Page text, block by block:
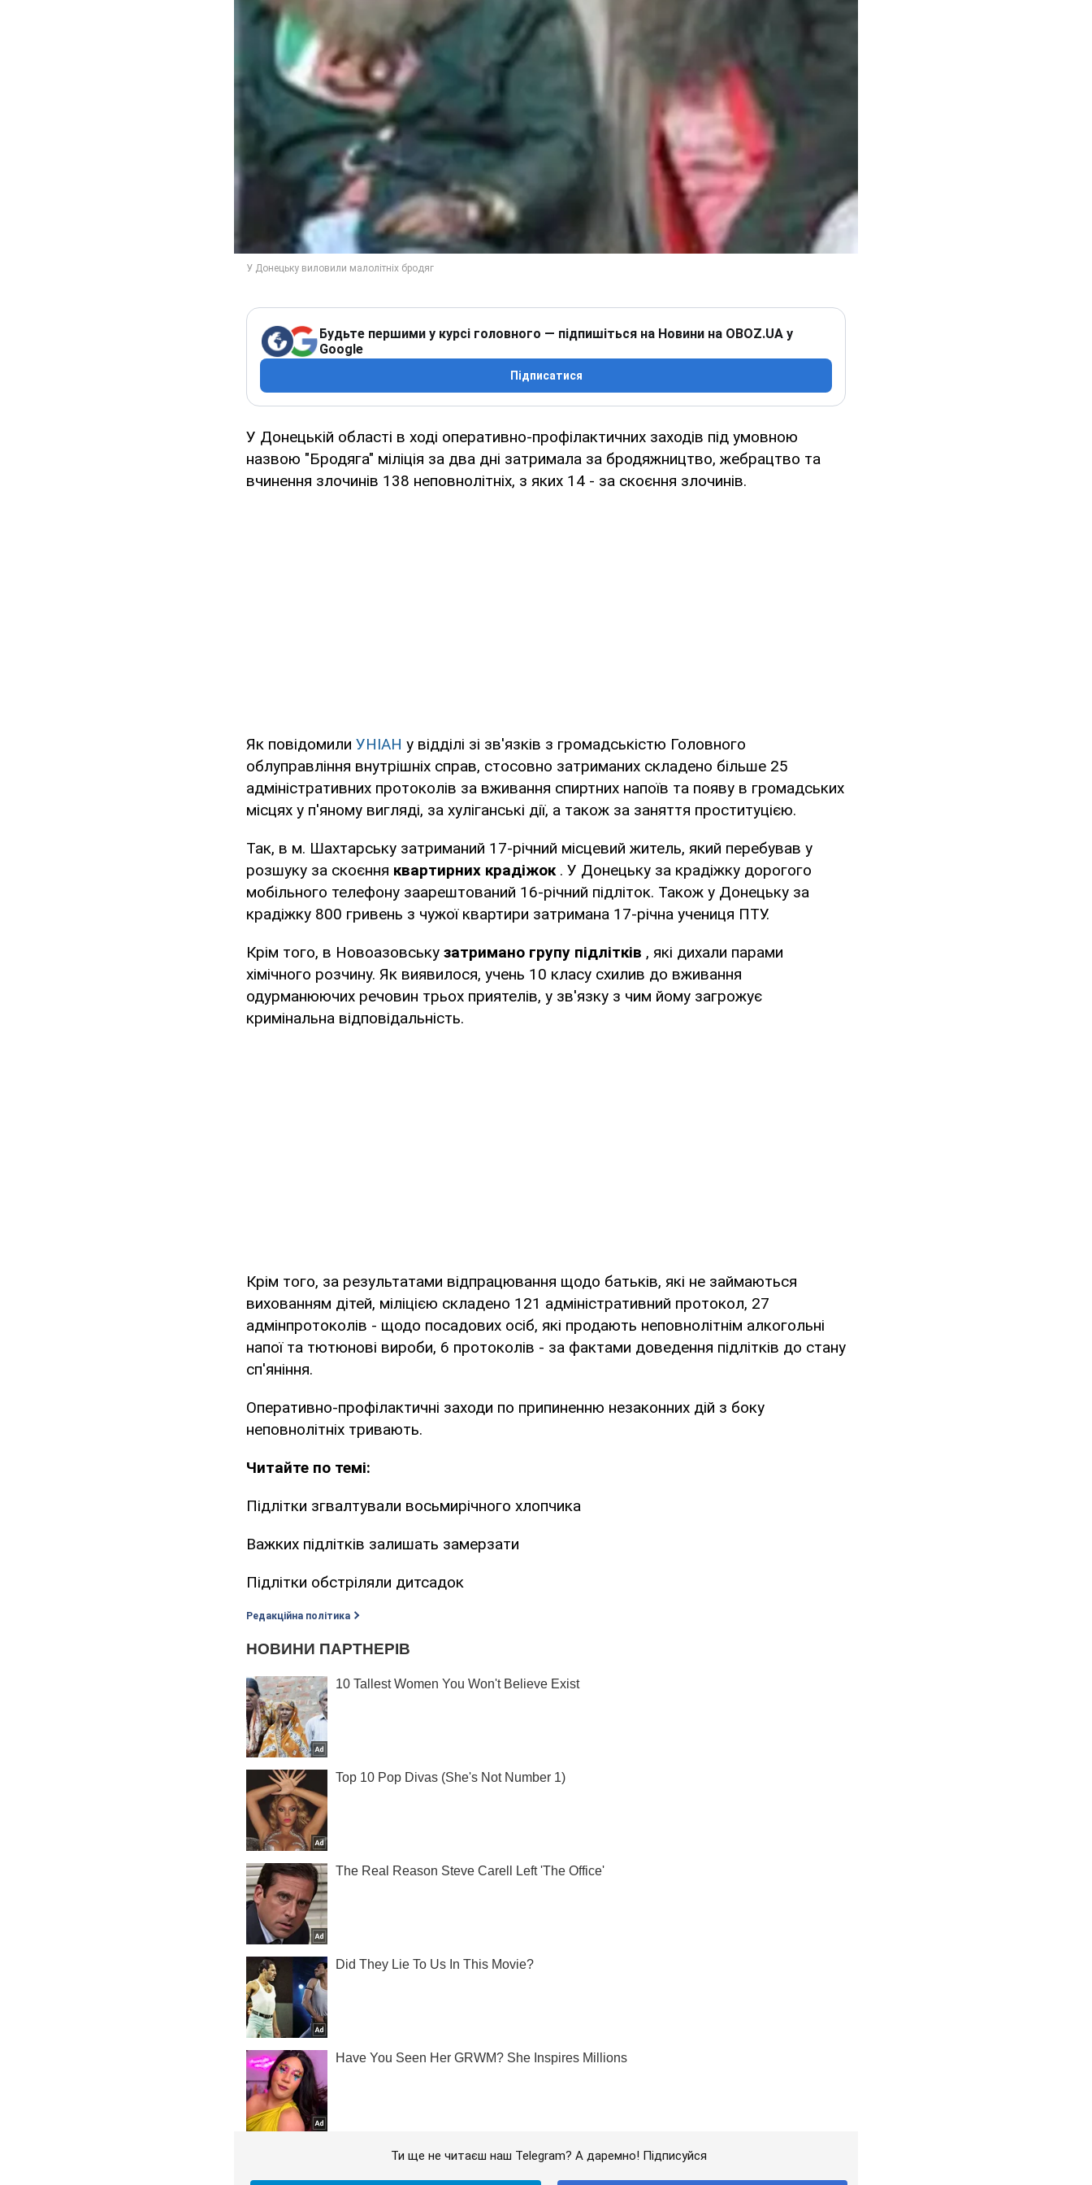
Будьте першими у курсі головного — підпишіться на Новини на OBOZ.UA у
Google
Підписатися
У Донецькій області в ході оперативно-профілактичних заходів під умовною
назвою "Бродяга" міліція за два дні затримала за бродяжництво, жебрацтво та
вчинення злочинів 138 неповнолітніх, з яких 14 - за скоєння злочинів.
Як повідомили УНІАН у відділі зі зв'язків з громадськістю Головного
облуправління внутрішніх справ, стосовно затриманих складено більше 25
адміністративних протоколів за вживання спиртних напоїв та появу в громадських
місцях у п'яному вигляді, за хуліганські дії, а також за заняття проституцією.
Так, в м. Шахтарську затриманий 17-річний місцевий житель, який перебував у
розшуку за скоєння квартирних крадіжок. У Донецьку за крадіжку дорогого
мобільного телефону заарештований 16-річний підліток. Також у Донецьку за
крадіжку 800 гривень з чужої квартири затримана 17-річна учениця ПТУ.
Крім того, в Новоазовську затримано групу підлітків , які дихали парами
хімічного розчину. Як виявилося, учень 10 класу схилив до вживання
одурманюючих речовин трьох приятелів, у зв'язку з чим йому загрожує
кримінальна відповідальність.
Крім того, за результатами відпрацювання щодо батьків, які не займаються
вихованням дітей, міліцією складено 121 адміністративний протокол, 27
адмінпротоколів - щодо посадових осіб, які продають неповнолітнім алкогольні
напої та тютюнові вироби, 6 протоколів - за фактами доведення підлітків до стану
сп'яніння.
Оперативно-профілактичні заходи по припиненню незаконних дій з боку
неповнолітніх тривають.
Читайте по темі:
Підлітки згвалтували восьмирічного хлопчика
Важких підлітків залишать замерзати
Підлітки обстріляли дитсадок
Редакційна політика
Ти ще не читаєш наш Telegram? А даремно! Підписуйся